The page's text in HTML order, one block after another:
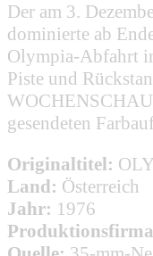
Der am 3.
dominierte ab
Olympia-Abfahrt
Piste und
gesendeten
Originaltitel:
Land: Österreich
Jahr: 1976